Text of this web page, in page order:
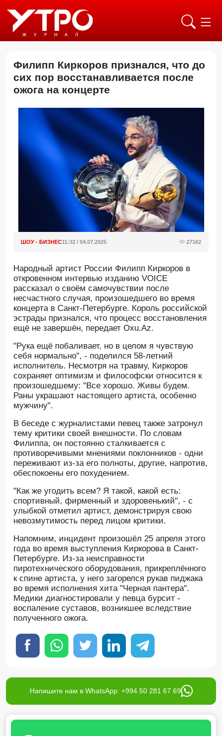
Филипп Киркоров признался, что до
сих пор восстанавливается после
ожога на концерте
ШОУ - БИЗНЕС11:32 / 04.07.2025 27162
Народный артист России Филипп Киркоров в
откровенном интервью изданию VOICE
рассказал о своём самочувствии после
несчастного случая, произошедшего во время
концерта в Санкт-Петербурге. Король российской
эстрады признался, что процесс восстановления
ещё не завершён, передает Oxu.Az.
"Рука ещё побаливает, но в целом я чувствую
себя нормально", - поделился 58-летний
исполнитель. Несмотря на травму, Киркоров
сохраняет оптимизм и философски относится к
произошедшему: "Все хорошо. Живы будем.
Раны украшают настоящего артиста, особенно
мужчину".
В беседе с журналистами певец также затронул
тему критики своей внешности. По словам
Филиппа, он постоянно сталкивается с
противоречивыми мнениями поклонников - одни
переживают из-за его полноты, другие, напротив,
обеспокоены его похудением.
"Как же угодить всем? Я такой, какой есть:
спортивный, фирменный и здоровенький", - с
улыбкой отметил артист, демонстрируя свою
невозмутимость перед лицом критики.
Напомним, инцидент произошёл 25 апреля этого
года во время выступления Киркорова в Санкт-
Петербурге. Из-за неисправности
пиротехнического оборудования, прикреплённого
к спине артиста, у него загорелся рукав пиджака
во время исполнения хита "Черная пантера".
Медики диагностировали у певца бурсит -
воспаление суставов, возникшее вследствие
полученного ожога.
Напишите нам в WhatsApp: +994 50 281 67 69